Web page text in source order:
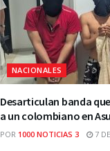
NACIONALES
Desarticulan banda
a un colombiano en
POR 1000 NOTICIAS 3 7